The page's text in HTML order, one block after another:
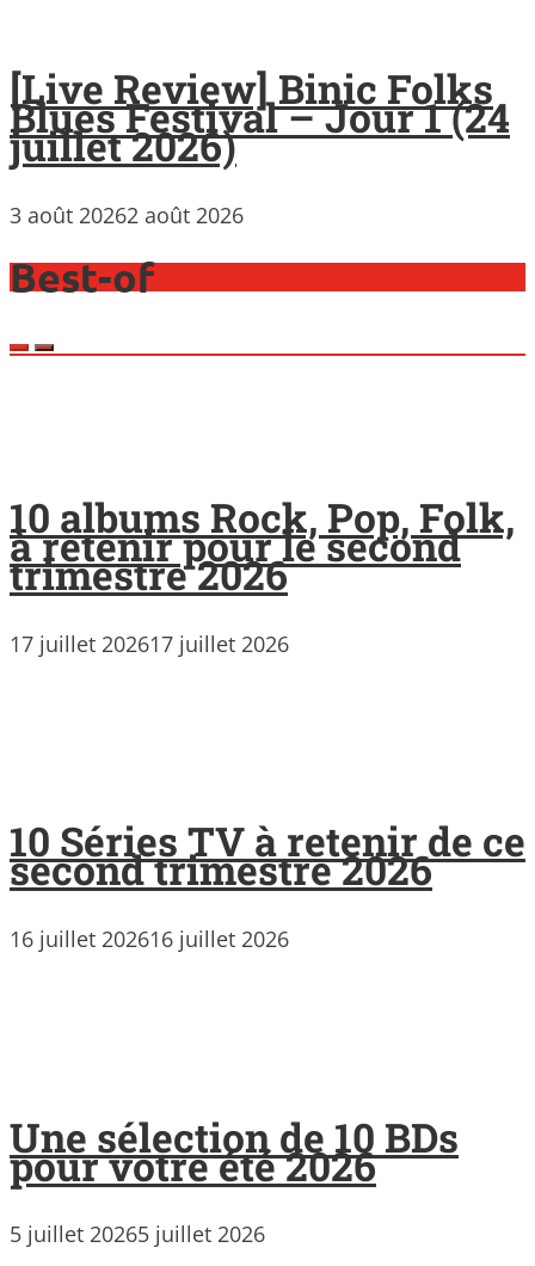
[Live Review] Binic Folks
Blues Festival – Jour 1 (24
juillet 2026)
3 août 20262 août 2026
Best-of
10 albums Rock, Pop, Folk,
à retenir pour le second
trimestre 2026
17 juillet 202617 juillet 2026
10 Séries TV à retenir de ce
second trimestre 2026
16 juillet 202616 juillet 2026
Une sélection de 10 BDs
pour votre été 2026
5 juillet 20265 juillet 2026